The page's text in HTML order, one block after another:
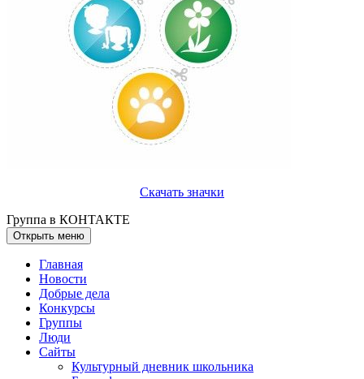
Скачать значки
Группа в КОНТАКТЕ
Открыть меню
Главная
Новости
Добрые дела
Конкурсы
Группы
Люди
Сайты
Культурный дневник школьника